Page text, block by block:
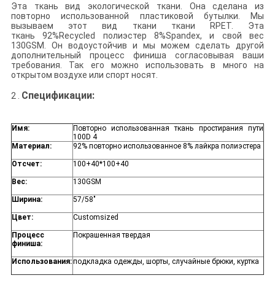
Эта ткань вид экологической ткани. Она сделана из
повторно использованной пластиковой бутылки. Мы
вызываем этот вид ткани ткани RPET. Эта
ткань 92%Recycled полиэстер 8%Spandex, и свой вес
130GSM. Он водоустойчив и мы можем сделать другой
дополнительный процесс финиша согласовывая ваши
требования. Так его можно использовать в много на
открытом воздухе или спорт носят.
2 . Спецификации:
Имя:
Повторно использованная ткань простирания пути
100D 4
Материал:
92% повторно использованное 8% лайкра полиэстера
Отсчет: 100+40*100+40
Вес: 130GSM
Ширина: 57/58"
Цвет: Customsized
Процесс
финиша:
Покрашенная твердая
Использования:подкладка одежды, шорты, случайные брюки, куртка